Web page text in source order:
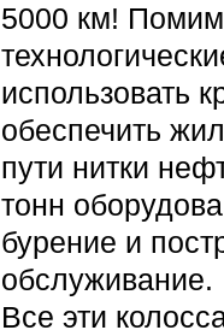
5000 км!
использовать
обеспечить
пути нитки
тонн
бурение и
обслуживание.
Все эти